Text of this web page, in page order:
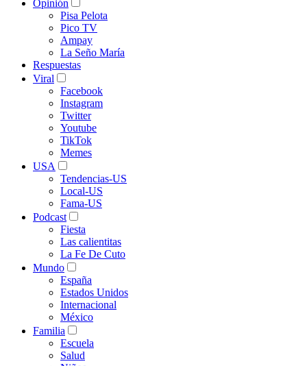
Opinión
Pisa Pelota
Pico TV
Ampay
La Seño María
Respuestas
Viral
Facebook
Instagram
Twitter
Youtube
TikTok
Memes
USA
Tendencias-US
Local-US
Fama-US
Podcast
Fiesta
Las calientitas
La Fe De Cuto
Mundo
España
Estados Unidos
Internacional
México
Familia
Escuela
Salud